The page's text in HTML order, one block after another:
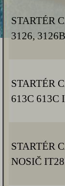
STARTÉR
3126,
STARTÉR
613C 613C
STARTÉR
NOSIČ